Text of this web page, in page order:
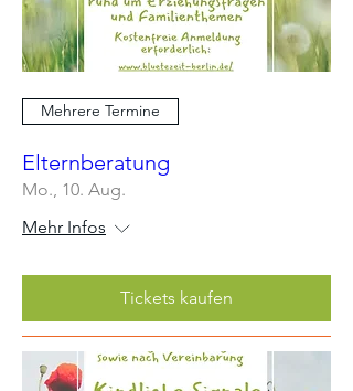
Mehrere Termine
Elternberatung
Mo., 10. Aug.
Mehr Infos
Tickets kaufen